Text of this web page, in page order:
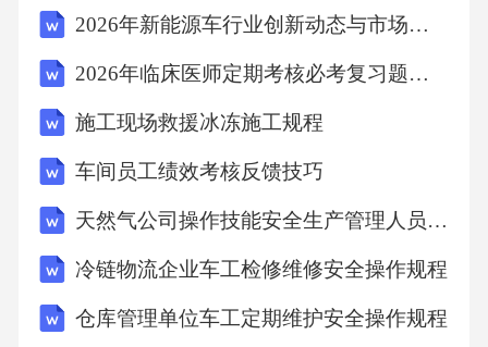
2,3,4,【答案】AB对应的复数为14iAC对应的复
数为3iBC 4
4
3iBCACAB3i14i23i，BC对应的复数为23i．【创
2026年新能源车行业创新动态与市场分析报告
2026年临床医师定期考核必考复习题库及答案
施工现场救援冰冻施工规程
车间员工绩效考核反馈技巧
天然气公司操作技能安全生产管理人员考试试卷及答案
冷链物流企业车工检修维修安全操作规程
仓库管理单位车工定期维护安全操作规程